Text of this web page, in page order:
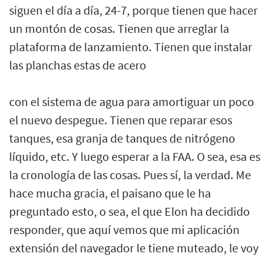
siguen el día a día, 24-7, porque tienen que hacer
un montón de cosas. Tienen que arreglar la
plataforma de lanzamiento. Tienen que instalar
las planchas estas de acero
con el sistema de agua para amortiguar un poco
el nuevo despegue. Tienen que reparar esos
tanques, esa granja de tanques de nitrógeno
líquido, etc. Y luego esperar a la FAA. O sea, esa es
la cronología de las cosas. Pues sí, la verdad. Me
hace mucha gracia, el paisano que le ha
preguntado esto, o sea, el que Elon ha decidido
responder, que aquí vemos que mi aplicación
extensión del navegador le tiene muteado, le voy